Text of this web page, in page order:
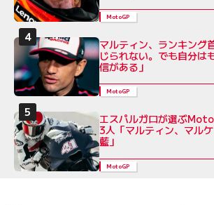
MotoGP
マルティン、ランキング
じられない。でも自分は
信がある」
MotoGP
エスパルガロが選ぶ
3人「マルティン、マル
藍」
MotoGP